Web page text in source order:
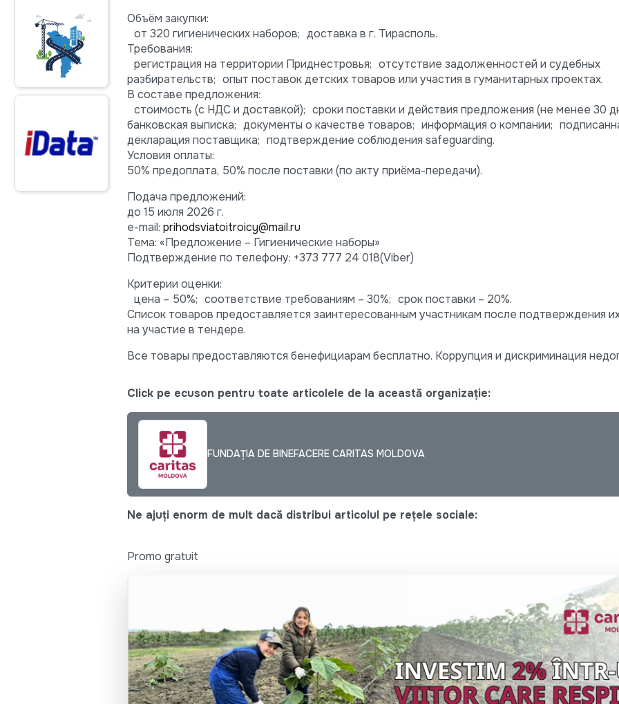
Объём закупки:
от 320 гигиенических наборов; доставка в г. Тирасполь.
Требования:
регистрация на территории Приднестровья; отсутствие задолженностей и судебных
разбирательств; опыт поставок детских товаров или участия в гуманитарных проектах.
В составе предложения:
стоимость (с НДС и доставкой); сроки поставки и действия предложения (не менее 30
банковская выписка; документы о качестве товаров; информация о компании;
декларация поставщика; подтверждение соблюдения safeguarding.
Условия оплаты:
50% предоплата, 50% после поставки (по акту приёма-передачи).
Подача предложений:
до 15 июля 2026 г.
e-mail: prihodsviatoitroicy@mail.ru
Тема: «Предложение – Гигиенические наборы»
Подтверждение по телефону: +373 777 24 018(Viber)
Критерии оценки:
цена – 50%; соответствие требованиям – 30%; срок поставки – 20%.
Список товаров предоставляется заинтересованным участникам после подтверждения
на участие в тендере.
Все товары предоставляются бенефициарам бесплатно. Коррупция и дискриминация
Click pe ecuson pentru toate articolele de la această organizație:
FUNDAȚIA DE BINEFACERE CARITAS MOLDOVA
Ne ajuți enorm de mult dacă distribui articolul pe rețele sociale:
Promo gratuit